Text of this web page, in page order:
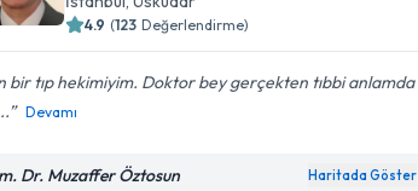
4.9 (123 Değerlendirme)
bir tıp hekimiyim. Doktor bey gerçekten tıbbi anlamda
Devamı
Dr. Muzaffer Öztosun Haritada Göster